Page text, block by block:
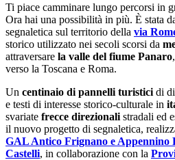
Ti piace camminare lungo percorsi in
Ora hai una possibilità in più. È stata
segnaletica sul territorio della via
storico utilizzato nei secoli scorsi da
attraversare la valle del fiume Panaro
verso la Toscana e Roma.
Un centinaio di pannelli turistici di
e testi di interesse storico-culturale in
svariate frecce direzionali stradali ed
il nuovo progetto di segnaletica,
GAL Antico Frignano e Appennino
Castelli, in collaborazione con la